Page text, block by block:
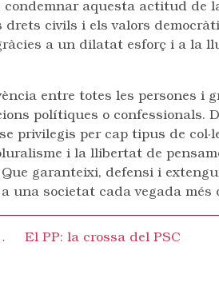
condemnar aquesta actitud de
drets civils i els valors
a un dilatat esforç i a la
entre totes les persones i
polítiques o confessionals.
privilegis per cap tipus de
i la llibertat de
garanteixi, defensi i
una societat cada vegada més
per a la Zona Hermètica El PP: la crossa del PSC